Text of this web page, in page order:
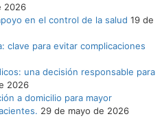
2026
en el control de la salud 19 de
clave para evitar complicaciones
una decisión responsable para
2026
a domicilio para mayor
29 de mayo de 2026